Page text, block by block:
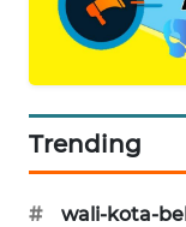
Trending
#
wali-kota-